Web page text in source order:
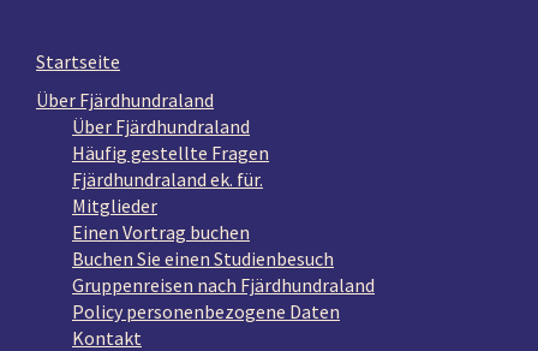
Startseite
Über Fjärdhundraland
Über Fjärdhundraland
Häufig gestellte Fragen
Fjärdhundraland ek. für.
Mitglieder
Einen Vortrag buchen
Buchen Sie einen Studienbesuch
Gruppenreisen nach Fjärdhundraland
Policy personenbezogene Daten
Kontakt